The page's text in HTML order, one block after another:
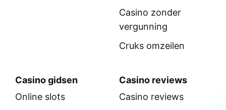
Casino zonder
vergunning
Cruks omzeilen
Casino gidsen
Online slots
Casino reviews
Casino reviews